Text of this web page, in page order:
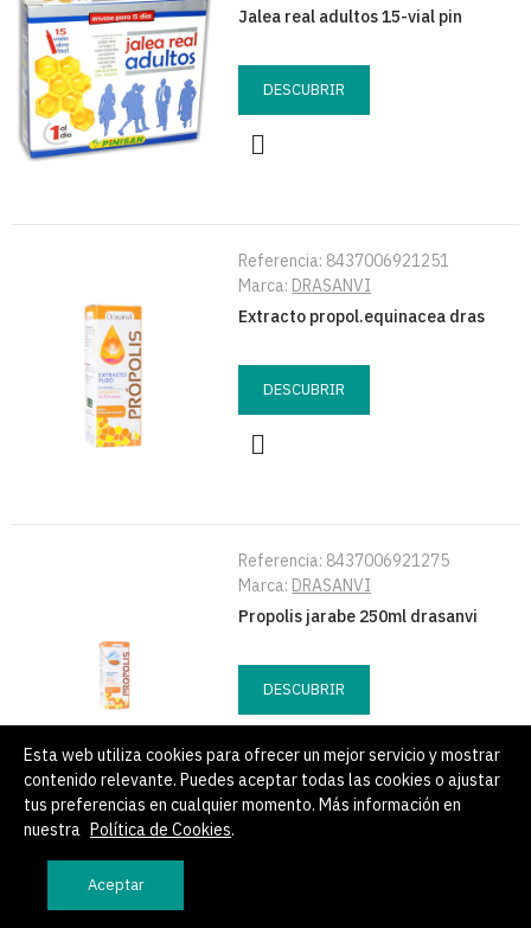
Jalea real adultos 15-vial pin
DESCUBRIR
Referencia: 8437006921251
Marca: DRASANVI
Extracto propol.equinacea dras
DESCUBRIR
Referencia: 8437006921275
Marca: DRASANVI
Propolis jarabe 250ml drasanvi
DESCUBRIR
Esta web utiliza cookies para ofrecer un mejor servicio y mostrar
contenido relevante. Puedes aceptar todas las cookies o ajustar
tus preferencias en cualquier momento. Más información en
nuestra Política de Cookies.
Aceptar